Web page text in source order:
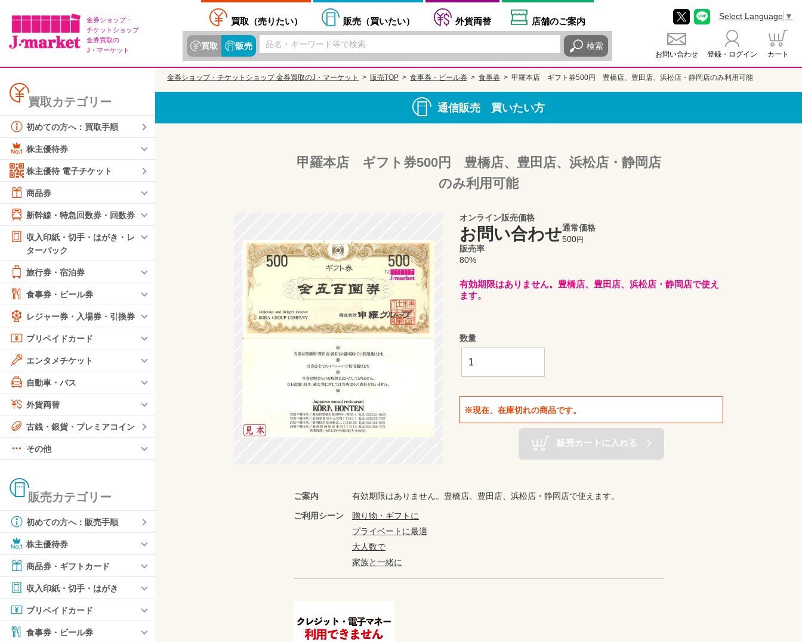
金券ショップ・
チケットショップ
金券買取の
J・マーケット
買取（売りたい） 販売（買いたい） 外貨両替 店舗のご案内
買取 販売 検索
お問い合わせ 登録・ログイン カート
Select Language ▼
買取カテゴリー
初めての方へ：買取手順
株主優待券
株主優待 電子チケット
商品券
新幹線・特急回数券・回数券
収入印紙・切手・はがき・レ
ターパック
旅行券・宿泊券
食事券・ビール券
レジャー券・入場券・引換券
プリペイドカード
エンタメチケット
自動車・バス
外貨両替
古銭・銀貨・プレミアコイン
その他
販売カテゴリー
初めての方へ：販売手順
株主優待券
商品券・ギフトカード
収入印紙・切手・はがき
プリペイドカード
食事券・ビール券
金券ショップ・チケットショップ 金券買取のJ・マーケット 販売TOP 食事券・ビール券 食事券 甲羅本店 ギフト券500円 豊橋店、豊田店、浜松店・静岡店のみ利用可能
通信販売 買いたい方
甲羅本店 ギフト券500円 豊橋店、豊田店、浜松店・静岡店
のみ利用可能
オンライン販売価格
お問い合わせ通常価格
500円
販売率
80%
有効期限はありません。豊橋店、豊田店、浜松店・静岡店で使え
ます。
数量
※現在、在庫切れの商品です。
販売カートに入れる
ご案内 有効期限はありません。豊橋店、豊田店、浜松店・静岡店で使えます。
ご利用シーン
贈り物・ギフトに
プライベートに最適
大人数で
家族と一緒に